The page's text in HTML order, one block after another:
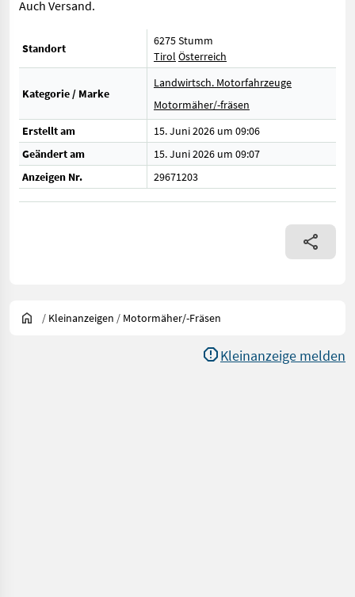
Auch Versand.
Standort
6275 Stumm
Tirol Österreich
Kategorie / Marke
Landwirtsch. Motorfahrzeuge
Motormäher/-fräsen
Erstellt am
15. Juni 2026 um 09:06
Geändert am
15. Juni 2026 um 09:07
Anzeigen Nr.
29671203
/ Kleinanzeigen / Motormäher/-Fräsen
Kleinanzeige melden